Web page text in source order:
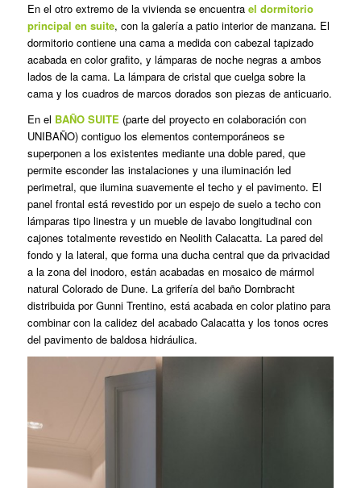
En el otro extremo de la vivienda se encuentrael dormitorio
principal en suite, con la galería a patio interior de manzana. El
dormitorio contiene una cama a medida con cabezal tapizado
acabada en color grafito, y lámparas de noche negras a ambos
lados de la cama. La lámpara de cristal que cuelga sobre la
cama y los cuadros de marcos dorados son piezas de anticuario.
En el BAÑO SUITE(parte del proyecto en colaboración con
UNIBAÑO) contiguo los elementos contemporáneos se
superponen a los existentes mediante una doble pared, que
permite esconder las instalaciones y una iluminación led
perimetral, que ilumina suavemente el techo y el pavimento. El
panel frontal está revestido por un espejo de suelo a techo con
lámparas tipo linestra y un mueble de lavabo longitudinal con
cajones totalmente revestido en Neolith Calacatta. La pared del
fondo y la lateral, que forma una ducha central que da privacidad
a la zona del inodoro, están acabadas en mosaico de mármol
natural Colorado de Dune. La grifería del baño Dornbracht
distribuida por Gunni Trentino, está acabada en color platino para
combinar con la calidez del acabado Calacatta y los tonos ocres
del pavimento de baldosa hidráulica.